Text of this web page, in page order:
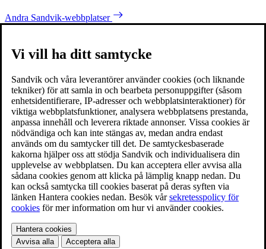
Andra Sandvik-webbplatser
Vi vill ha ditt samtycke
Sandvik och våra leverantörer använder cookies (och liknande
tekniker) för att samla in och bearbeta personuppgifter (såsom
enhetsidentifierare, IP-adresser och webbplatsinteraktioner) för
viktiga webbplatsfunktioner, analysera webbplatsens prestanda,
anpassa innehåll och leverera riktade annonser. Vissa cookies är
nödvändiga och kan inte stängas av, medan andra endast
används om du samtycker till det. De samtyckesbaserade
kakorna hjälper oss att stödja Sandvik och individualisera din
upplevelse av webbplatsen. Du kan acceptera eller avvisa alla
sådana cookies genom att klicka på lämplig knapp nedan. Du
kan också samtycka till cookies baserat på deras syften via
länken Hantera cookies nedan. Besök vårsekretesspolicy för
cookies för mer information om hur vi använder cookies.
Hantera cookies
Avvisa alla
Acceptera alla